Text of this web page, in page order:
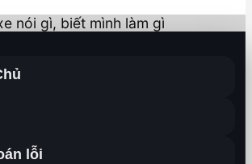
nói gì, biết mình làm gì
lỗi